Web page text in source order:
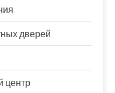
дверей
центр